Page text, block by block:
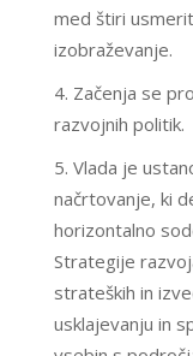
med štiri
izobraževanje.
Začenja se
razvojnih politik.
Vlada je
načrtovanje, ki
horizontalno
Strategije
strateških in
usklajevanju in